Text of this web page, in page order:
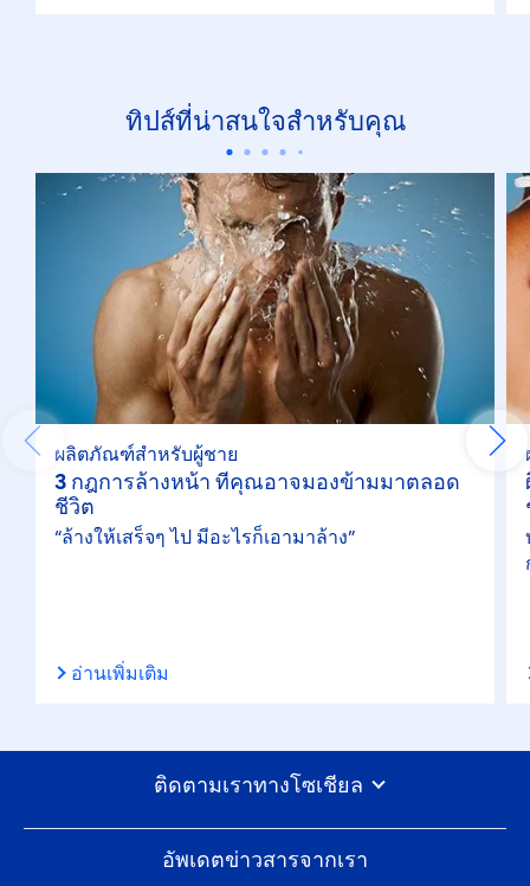
ทิปส์ที่น่าสนใจสำหรับคุณ
ผลิตภัณฑ์สำหรับผู้ชาย
3 กฎการล้างหน้า ที่คุณอาจมองข้ามมาตลอด
ชีวิต
“ล้างให้เสร็จๆ ไป มีอะไรก็เอามาล้าง”
อ่านเพิ่มเติม
อัพเดตข่าวสารจากเรา
ติดตามเราทางโซเชียล